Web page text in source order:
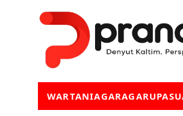
WARTANIAGARAGARUPA